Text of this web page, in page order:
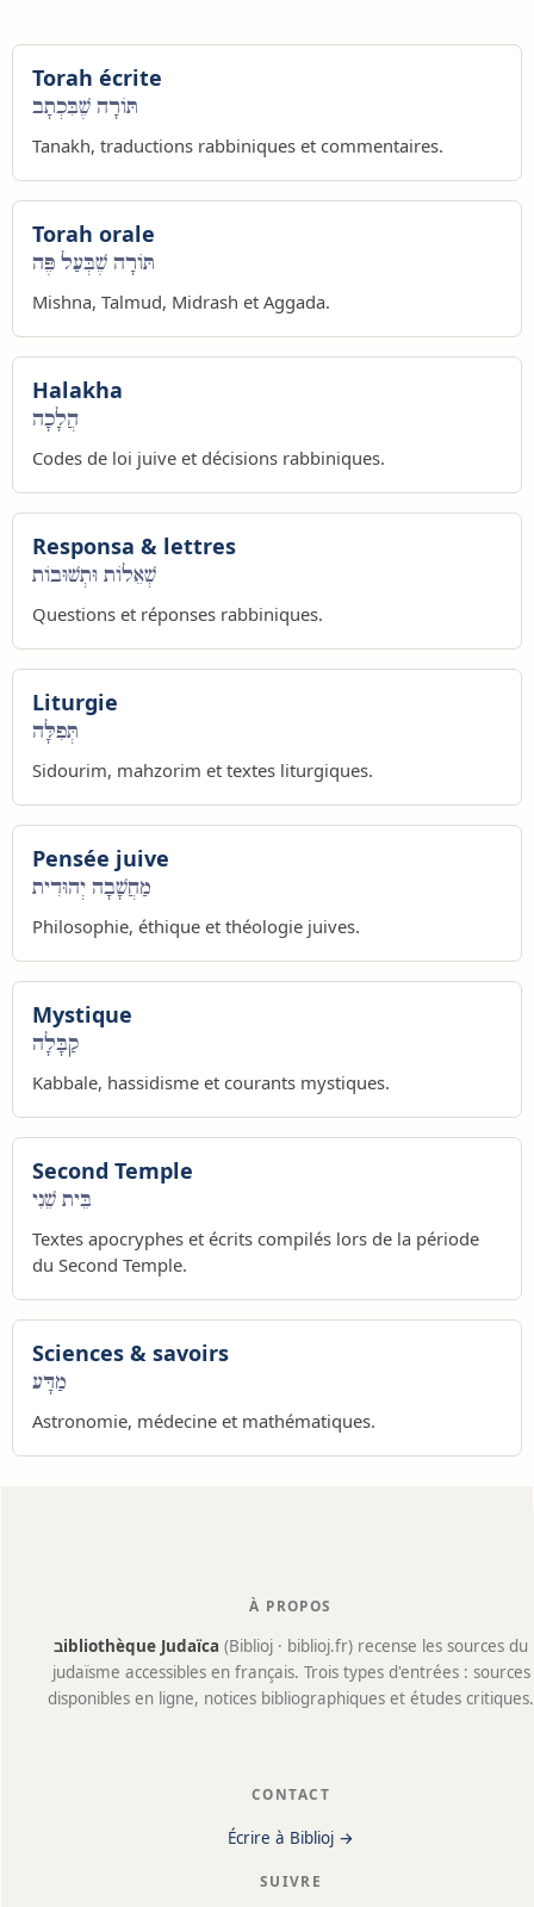
Torah écrite
תּוֹרָה שֶׁבִּכְתָב
Tanakh, traductions rabbiniques et commentaires.
Torah orale
תּוֹרָה שֶׁבְּעַל פֶּה
Mishna, Talmud, Midrash et Aggada.
Halakha
הֲלָכָה
Codes de loi juive et décisions rabbiniques.
Responsa & lettres
שְׁאֵלוֹת וּתְשׁוּבוֹת
Questions et réponses rabbiniques.
Liturgie
תְּפִלָּה
Sidourim, mahzorim et textes liturgiques.
Pensée juive
מַחֲשָׁבָה יְהוּדִית
Philosophie, éthique et théologie juives.
Mystique
קַבָּלָה
Kabbale, hassidisme et courants mystiques.
Second Temple
בֵּית שֵׁנִי
Textes apocryphes et écrits compilés lors de la période
du Second Temple.
Sciences & savoirs
מַדָּע
Astronomie, médecine et mathématiques.
À PROPOS
בibliothèque Judaïca (Biblioj · biblioj.fr) recense les sources du
judaïsme accessibles en français. Trois types d'entrées : sources
disponibles en ligne, notices bibliographiques et études critiques.
CONTACT
Écrire à Biblioj →
SUIVRE